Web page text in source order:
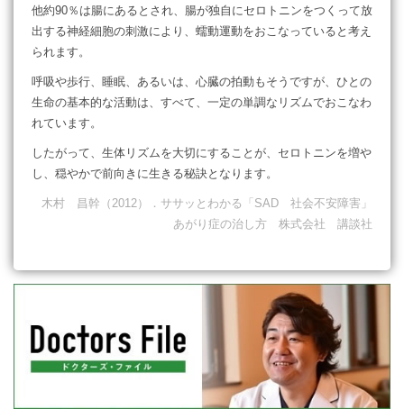
他約90％は腸にあるとされ、腸が独自にセロトニンをつくって放
出する神経細胞の刺激により、蠕動運動をおこなっていると考え
られます。
呼吸や歩行、睡眠、あるいは、心臓の拍動もそうですが、ひとの
生命の基本的な活動は、すべて、一定の単調なリズムでおこなわ
れています。
したがって、生体リズムを大切にすることが、セロトニンを増や
し、穏やかで前向きに生きる秘訣となります。
木村 昌幹（2012）．ササッとわかる「SAD 社会不安障害」
あがり症の治し方 株式会社 講談社